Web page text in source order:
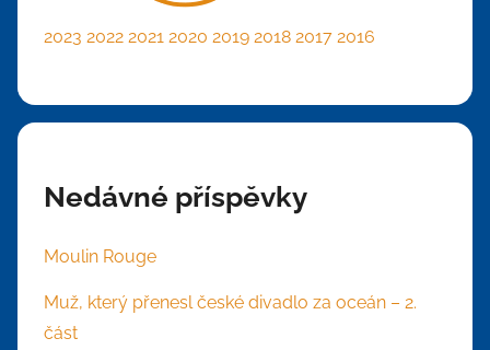
2023 2022 2021 2020 2019 2018 2017 2016
Nedávné příspěvky
Moulin Rouge
Muž, který přenesl české divadlo za oceán – 2.
část